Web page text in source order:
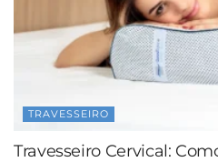
TRAVESSEIRO
Travesseiro Cervical: